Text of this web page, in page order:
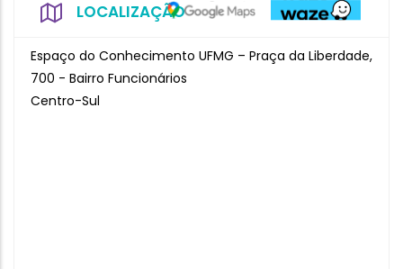
LOCALIZAÇÃO
Espaço do Conhecimento UFMG – Praça da Liberdade,
700 - Bairro Funcionários
Centro-Sul